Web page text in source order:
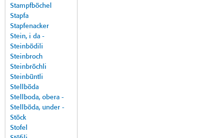
Stampfböchel
Stapfa
Stapfenacker
Stein, i da -
Steinbödili
Steinbroch
Steinbröchli
Steinbüntli
Stellböda
Stellboda, obera -
Stellböda, under -
Stöck
Stofel